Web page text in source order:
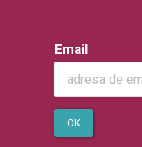
Email
OK